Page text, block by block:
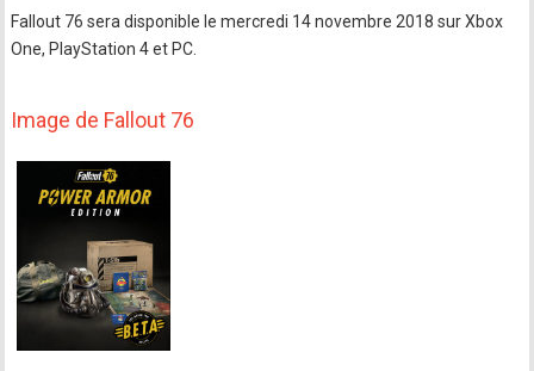
Fallout 76 sera disponible le mercredi 14 novembre 2018 sur Xbox
One, PlayStation 4 et PC.
Image de Fallout 76